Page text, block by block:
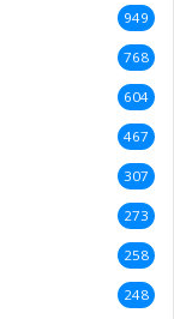
949
768
604
467
307
273
258
248